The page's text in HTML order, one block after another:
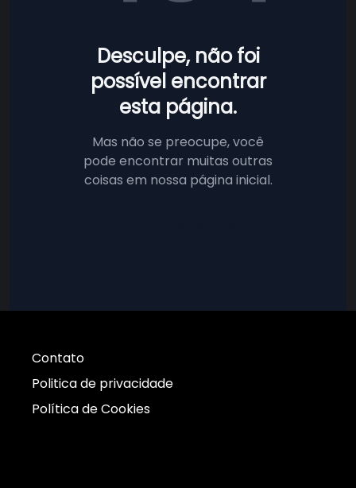
Desculpe, não foi
possível encontrar
esta página.
Mas não se preocupe, você
pode encontrar muitas outras
coisas em nossa página inicial.
Contato
Politica de privacidade
Política de Cookies